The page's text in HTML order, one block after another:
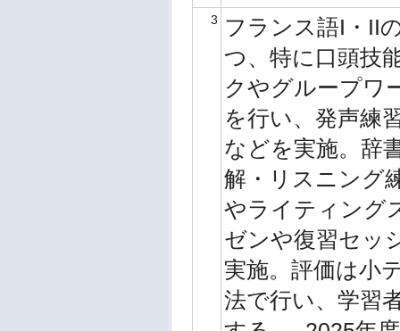
3
フランス語I・II
つ、特に口頭技
クやグループワ
を行い、発声練
などを実施。辞
解・リスニング
やライティング
ゼンや復習セッ
実施。評価は小
法で行い、学習